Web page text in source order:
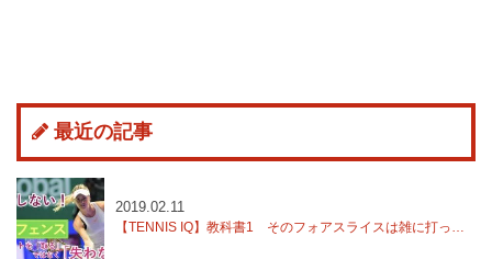
最近の記事
【TENNIS IQ】教科書1 そのフォアスライスは雑に打ってる？練習では？
2019.02.11